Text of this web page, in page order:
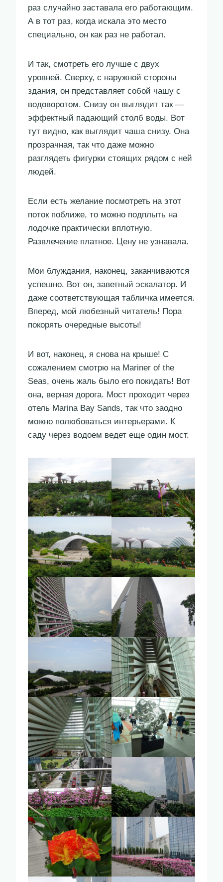
раз случайно заставала его работающим.
А в тот раз, когда искала это место
специально, он как раз не работал.
И так, смотреть его лучше с двух
уровней. Сверху, с наружной стороны
здания, он представляет собой чашу с
водоворотом. Снизу он выглядит так —
эффектный падающий столб воды. Вот
тут видно, как выглядит чаша снизу. Она
прозрачная, так что даже можно
разглядеть фигурки стоящих рядом с ней
людей.
Если есть желание посмотреть на этот
поток поближе, то можно подплыть на
лодочке практически вплотную.
Развлечение платное. Цену не узнавала.
Мои блуждания, наконец, заканчиваются
успешно. Вот он, заветный эскалатор. И
даже соответствующая табличка имеется.
Вперед, мой любезный читатель! Пора
покорять очередные высоты!
И вот, наконец, я снова на крыше! С
сожалением смотрю на Mariner of the
Seas, очень жаль было его покидать! Вот
она, верная дорога. Мост проходит через
отель Marina Bay Sands, так что заодно
можно полюбоваться интерьерами. К
саду через водоем ведет еще один мост.